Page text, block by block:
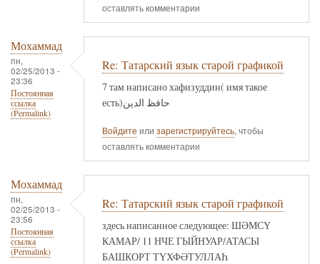
оставлять комментарии
Мохаммад
пн,
02/25/2013 -
23:36
Постоянная
ссылка
(Permalink)
Re: Татарский язык старой графикой
7 там написано хафизуддин( имя такое
есть)حافظ الدين
Войдите или зарегистрируйтесь, чтобы
оставлять комментарии
Мохаммад
пн,
02/25/2013 -
23:56
Постоянная
ссылка
(Permalink)
Re: Татарский язык старой графикой
здесь написанное следующее: ШӘМСҮ
КАМАР/ 11 НЧЕ ГЫЙНУАР/АТАСЫ
БАШКОРТ ТҮХФӘТУЛЛАҺ